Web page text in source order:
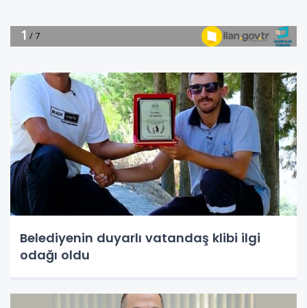
Belediyenin duyarlı vatandaş klibi ilgi
odağı oldu